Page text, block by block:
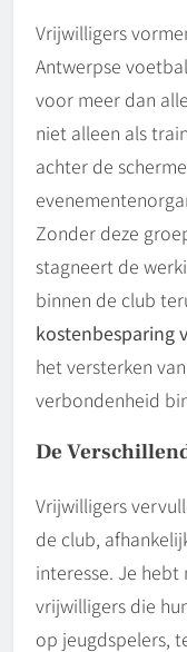
Vrijwilligers
Antwerpse
voor meer dan
niet alleen als
achter de
Zonder deze
stagneert de
binnen de club
kostenbesparing
het versterken
verbondenheid
De
Vrijwilligers
de club,
interesse. Je
vrijwilligers die
op jeugdspelers,